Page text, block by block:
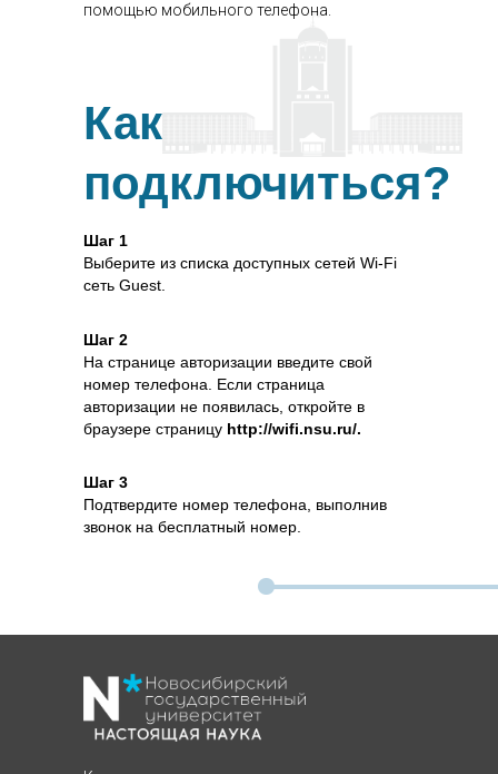
помощью мобильного телефона.
Как
подключиться?
Шаг 1
Выберите из списка доступных сетей Wi-Fi
сеть Guest.
Шаг 2
На странице авторизации введите свой
номер телефона. Если страница
авторизации не появилась, откройте в
браузере страницу http://wifi.nsu.ru/.
Шаг 3
Подтвердите номер телефона, выполнив
звонок на бесплатный номер.